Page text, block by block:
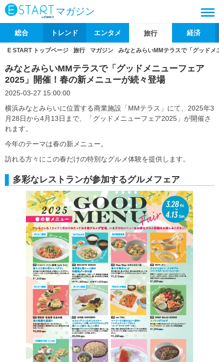
マガジン
総合 トレンド エンタメ 旅行 経済
E START トップページ 旅行 マガジン みなとみらいMMテラスで「グッド
みなとみらいMMテラスで「グッドメニューフェア
2025」開催！春の新メニューが続々登場
2025-03-27 15:00:00
横浜みなとみらいに位置する商業施設「MMテラス」にて、2025年3
月28日から4月13日まで、「グッドメニューフェア2025」が開催さ
れます。
今年のテーマは春の新メニュー。
訪れる方々にこの春だけの特別なグルメ体験を提供します。
多彩なレストランが参加するグルメフェア